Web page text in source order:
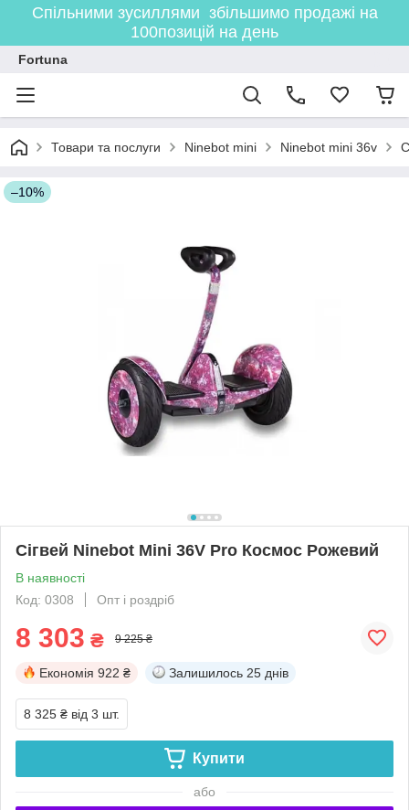
Спільними зусиллями збільшимо продажі на
100позицій на день
Fortuna
Товари та послуги Ninebot mini Ninebot mini 36v
–10%
Сігвей Ninebot Mini 36V Pro Космос Рожевий
В наявності
Код: 0308
Опт і роздріб
8 303 ₴ 9 225 ₴
Економія 922 ₴ Залишилось 25 днів
8 325 ₴ від 3 шт.
Купити
або